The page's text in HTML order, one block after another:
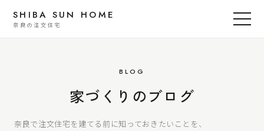
SHIBA SUN HOME
奈良の注文住宅
BLOG
家づくりのブログ
奈良で注文住宅を建てる前に知っておきたいことを、